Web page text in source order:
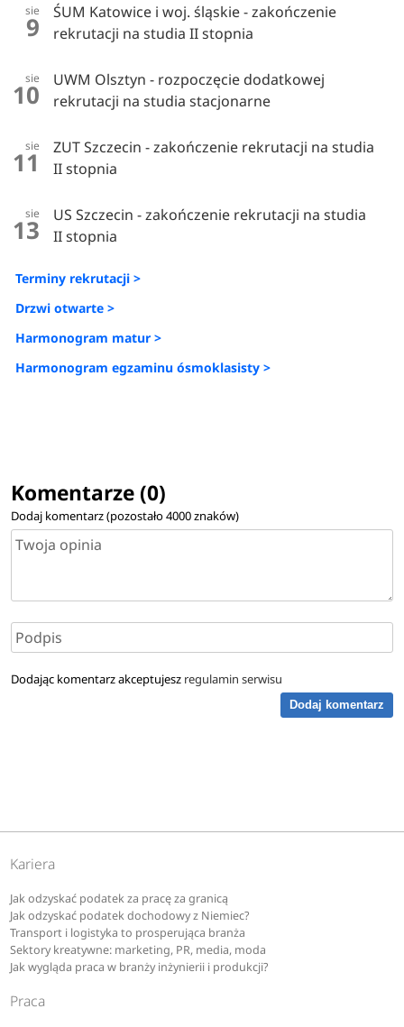
sie
9
ŚUM Katowice i woj. śląskie - zakończenie
rekrutacji na studia II stopnia
sie
10
UWM Olsztyn - rozpoczęcie dodatkowej
rekrutacji na studia stacjonarne
sie
11
ZUT Szczecin - zakończenie rekrutacji na studia
II stopnia
sie
13
US Szczecin - zakończenie rekrutacji na studia
II stopnia
Terminy rekrutacji >
Drzwi otwarte >
Harmonogram matur >
Harmonogram egzaminu ósmoklasisty >
Komentarze (0)
Dodaj komentarz (pozostało4000znaków)
Dodając komentarz akceptujesz regulamin serwisu
Dodaj komentarz
Kariera
Jak odzyskać podatek za pracę za granicą
Jak odzyskać podatek dochodowy z Niemiec?
Transport i logistyka to prosperująca branża
Sektory kreatywne: marketing, PR, media, moda
Jak wygląda praca w branży inżynierii i produkcji?
Praca